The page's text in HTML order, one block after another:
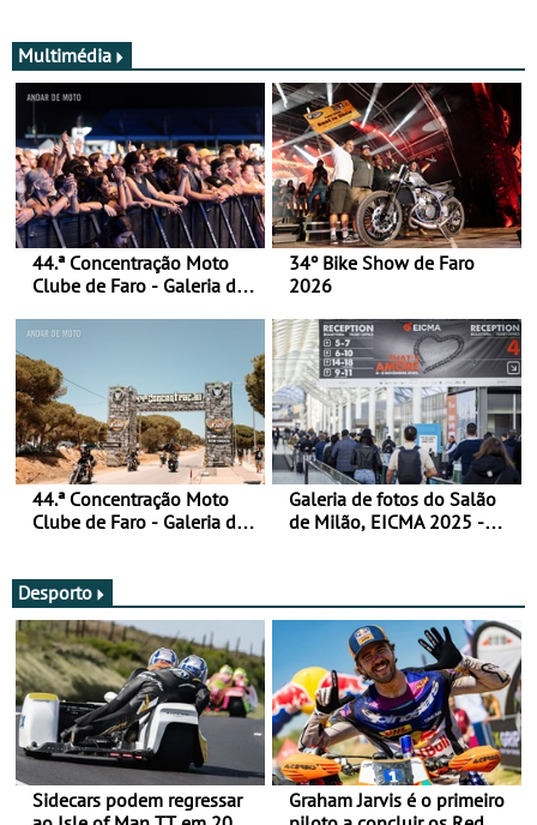
Multimédia
44.ª Concentração Moto
Clube de Faro - Galeria de
34º Bike Show de Faro
2026
44.ª Concentração Moto
Clube de Faro - Galeria de
Galeria de fotos do Salão
de Milão, EICMA 2025 -
Desporto
Sidecars podem regressar
Graham Jarvis é o primeiro